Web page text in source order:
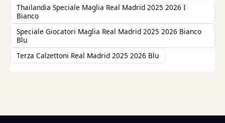
Thailandia Speciale Maglia Real Madrid 2025 2026 I
Bianco
Speciale Giocatori Maglia Real Madrid 2025 2026 Bianco
Blu
Terza Calzettoni Real Madrid 2025 2026 Blu